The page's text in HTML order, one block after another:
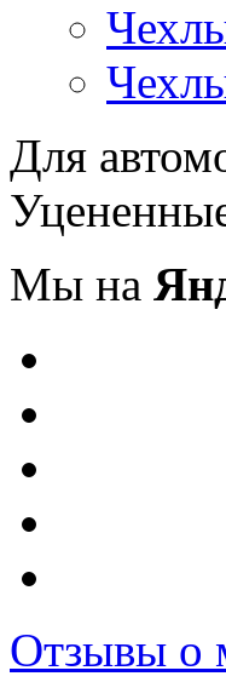
Для
Мы на
Отзывы о